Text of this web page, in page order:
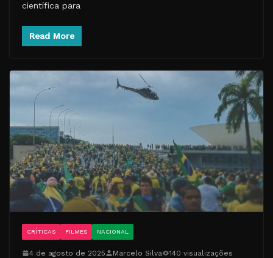
científica para
Read More
CRÍTICAS FILMES NACIONAL
4 de agosto de 2025 Marcelo Silva
140 visualizações